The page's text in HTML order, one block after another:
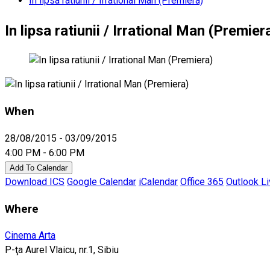
In lipsa ratiunii / Irrational Man
When
28/08/2015 - 03/09/2015
4:00 PM - 6:00 PM
Add To Calendar
Download ICS Google Calendar iCalendar Office 365 Outlook
Where
Cinema Arta
P-ţa Aurel Vlaicu, nr.1, Sibiu